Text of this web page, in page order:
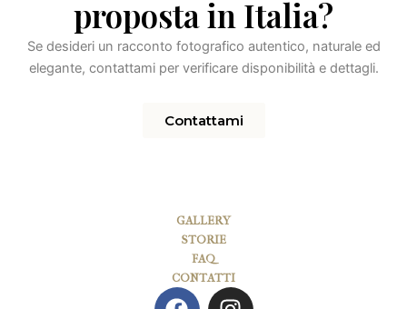
proposta in Italia?
Se desideri un racconto fotografico autentico, naturale ed
elegante, contattami per verificare disponibilità e dettagli.
Contattami
GALLERY
STORIE
FAQ
CONTATTI
F
I